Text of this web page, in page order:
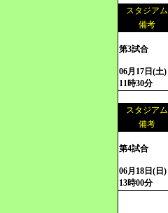
スタジアム
備考
第3試合
06月17日(土)
11時30分
スタジアム
備考
第4試合
06月18日(日)
13時00分